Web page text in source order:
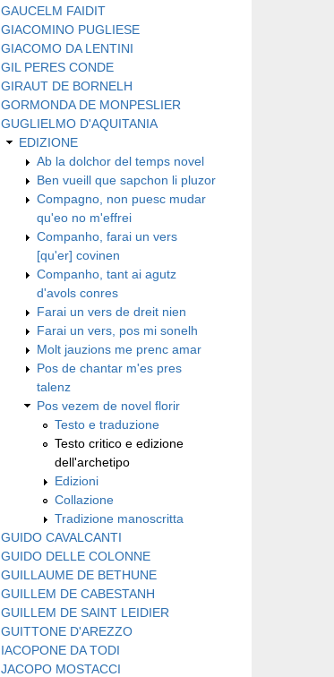
GAUCELM FAIDIT
GIACOMINO PUGLIESE
GIACOMO DA LENTINI
GIL PERES CONDE
GIRAUT DE BORNELH
GORMONDA DE MONPESLIER
GUGLIELMO D'AQUITANIA
EDIZIONE
Ab la dolchor del temps novel
Ben vueill que sapchon li pluzor
Compagno, non puesc mudar
qu'eo no m'effrei
Companho, farai un vers
[qu'er] covinen
Companho, tant ai agutz
d'avols conres
Farai un vers de dreit nien
Farai un vers, pos mi sonelh
Molt jauzions me prenc amar
Pos de chantar m'es pres
talenz
Pos vezem de novel florir
Testo e traduzione
Testo critico e edizione
dell'archetipo
Edizioni
Collazione
Tradizione manoscritta
GUIDO CAVALCANTI
GUIDO DELLE COLONNE
GUILLAUME DE BETHUNE
GUILLEM DE CABESTANH
GUILLEM DE SAINT LEIDIER
GUITTONE D'AREZZO
IACOPONE DA TODI
JACOPO MOSTACCI